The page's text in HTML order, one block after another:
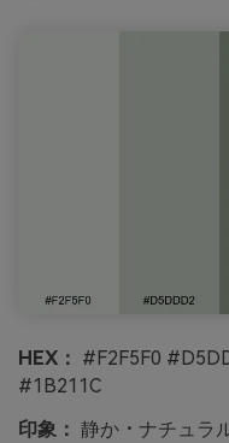
HEX： #F2F5F0
#1B211C
印象： 静か・ナチュラ